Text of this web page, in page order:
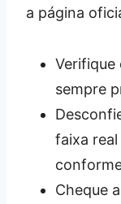
a página
Verifique
sempre
faixa real
Cheque